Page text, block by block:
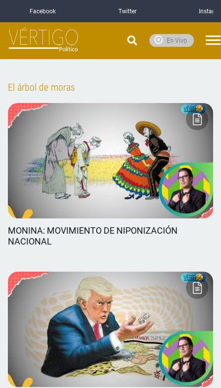
Facebook Twitter
En Vivo
El árbol de moras
MONINA: MOVIMIENTO DE NIPONIZACIÓN
NACIONAL